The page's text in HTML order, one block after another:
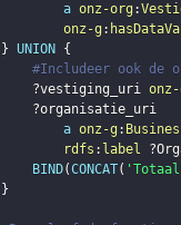
a onz-org :
onz-g :
} UNION
{
#Includeer ook de
?vestiging_uri
?organisatie_uri
a onz-g :
rdfs : label
BIND(CONCAT(
}